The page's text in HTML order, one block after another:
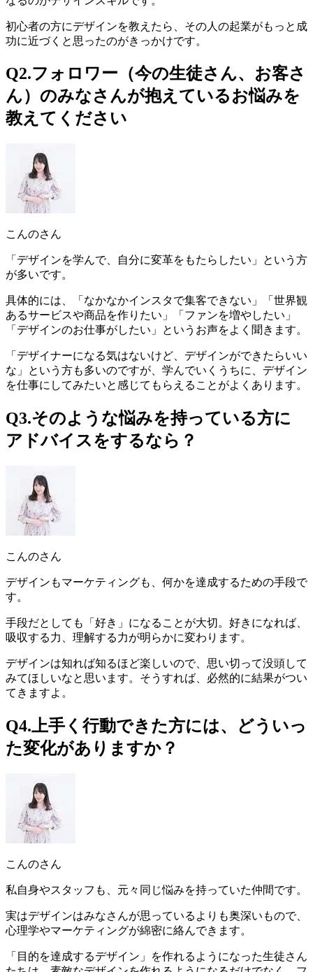
初心者の方にデザインを教えたら、その人の起業がもっと成
功に近づくと思ったのがきっかけです。
Q2.フォロワー（今の生徒さん、お客さ
ん）のみなさんが抱えているお悩みを
教えてください
こんのさん
「 デザインを学んで、自分に変革をもたらしたい 」という方
が多いです。
具体的には、「なかなかインスタで集客できない」「世界観
あるサービスや商品を作りたい」「ファンを増やしたい」
「デザインのお仕事がしたい」というお声をよく聞きます。
「デザイナーになる気はないけど、デザインができたらいい
な」という方も多いのですが、学んでいくうちに、デザイン
を仕事にしてみたいと感じてもらえることがよくあります。
Q3.そのような悩みを持っている方に
アドバイスをするなら？
こんのさん
デザインもマーケティングも、何かを達成するための手段で
す。
手段だとしても「好き」になることが大切。好きになれば、
吸収する力、理解する力が明らかに変わります。
デザインは知れば知るほど楽しいので、思い切って没頭して
みてほしいなと思います。そうすれば、必然的に結果がつい
てきますよ。
Q4.上手く行動できた方には、どういっ
た変化がありますか？
こんのさん
私自身やスタッフも、元々同じ悩みを持っていた仲間です。
実はデザインはみなさんが思っているよりも奥深いもので、
心理学やマーケティングが綿密に絡んできます。
「目的を達成するデザイン 」を作れるようになった生徒さん